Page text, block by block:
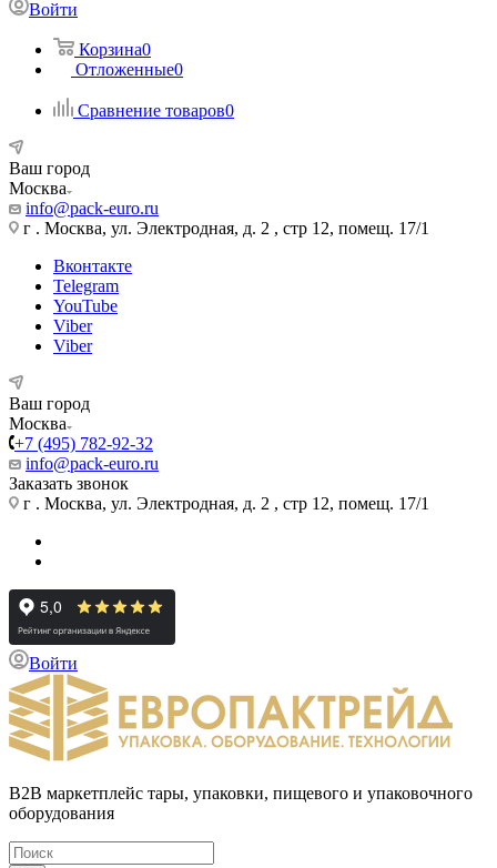
Войти
Корзина0
Отложенные0
Сравнение товаров0
Ваш город
Москва
info@pack-euro.ru
г . Москва, ул. Электродная, д. 2 , стр 12, помещ. 17/1
Вконтакте
Telegram
YouTube
Viber
Viber
Ваш город
Москва
+7 (495) 782-92-32
info@pack-euro.ru
Заказать звонок
г . Москва, ул. Электродная, д. 2 , стр 12, помещ. 17/1
Войти
B2B маркетплейс тары, упаковки, пищевого и упаковочного
оборудования